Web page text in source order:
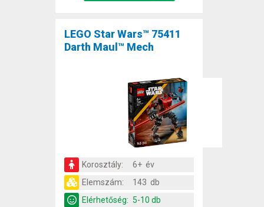
LEGO Star Wars™ 75411
Darth Maul™ Mech
Korosztály:
6+ év
Elemszám:
143 db
Elérhetőség: 5-10 db